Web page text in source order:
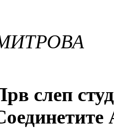
слеп